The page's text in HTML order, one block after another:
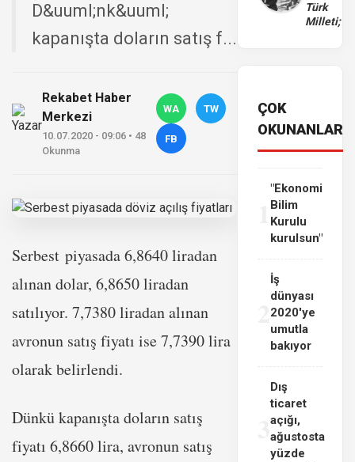
D&uuml;nk&uuml;
kapanışta doların satış f...
Rekabet Haber
Merkezi
10.07.2020 - 09:06 • 48
Okunma
WA TW
FB
Serbest piyasada 6,8640 liradan
alınan dolar, 6,8650 liradan
satılıyor. 7,7380 liradan alınan
avronun satış fiyatı ise 7,7390 lira
olarak belirlendi.
Dünkü kapanışta doların satış
fiyatı 6,8660 lira, avronun satış
Türk
Milleti;
ÇOK
OKUNANLAR
"Ekonomi
Bilim
Kurulu
kurulsun"
İş
dünyası
2020'ye
umutla
bakıyor
3
Dış
ticaret
açığı,
ağustosta
yüzde